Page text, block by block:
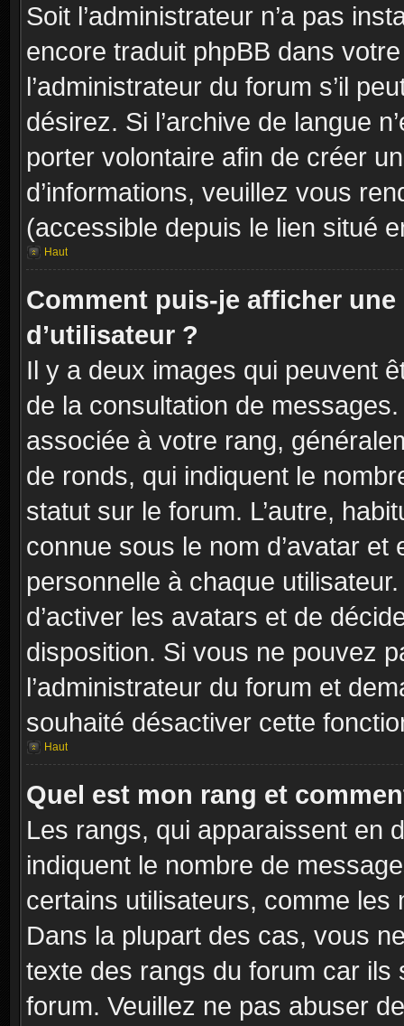
Soit l’administrateur n’a pas
encore traduit phpBB dans
l’administrateur du forum s’il
désirez. Si l’archive de langue
porter volontaire afin de créer
d’informations, veuillez vous
(accessible depuis le lien situé
Haut
Comment puis-je afficher
d’utilisateur ?
Il y a deux images qui peuvent
de la consultation de messages.
associée à votre rang,
de ronds, qui indiquent le
statut sur le forum. L’autre,
connue sous le nom d’avatar
personnelle à chaque
d’activer les avatars et de
disposition. Si vous ne pouvez
l’administrateur du forum et
souhaité désactiver cette
Haut
Quel est mon rang et
Les rangs, qui apparaissent en
indiquent le nombre de
certains utilisateurs, comme
Dans la plupart des cas, vous
texte des rangs du forum car ils
forum. Veuillez ne pas abuser